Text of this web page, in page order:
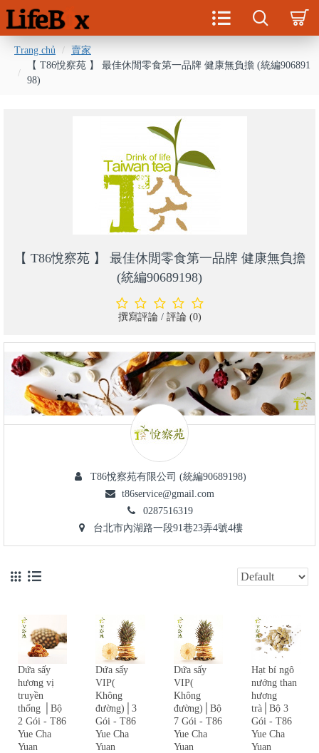
Trang chủ
賣家
【 T86悅察苑 】 最佳休閒零食第一品牌 健康無負擔 (統編906891
98)
【 T86悅察苑 】 最佳休閒零食第一品牌 健康無負擔
(統編90689198)
撰寫評論/ 評論 (0)
T86悅察苑有限公司 (統編90689198)
t86service@gmail.com
0287516319
台北市內湖路一段91巷23弄4號4樓
Dứa sấy
hương vị
truyền
thống │Bộ
2 Gói - T86
Yue Cha
Yuan
Dứa sấy
VIP(
Không
đường)│3
Gói - T86
Yue Cha
Yuan
Dứa sấy
VIP(
Không
đường)│Bộ
7 Gói - T86
Yue Cha
Yuan
Hạt bí ngô
nướng than
hương
trà│Bộ 3
Gói - T86
Yue Cha
Yuan